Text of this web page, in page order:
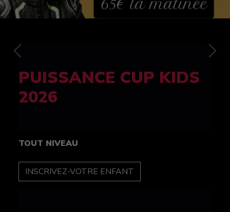
FELINE CUP 100%
féminine
TOUT NIVEAU
INSCRIPTION
Previous Next